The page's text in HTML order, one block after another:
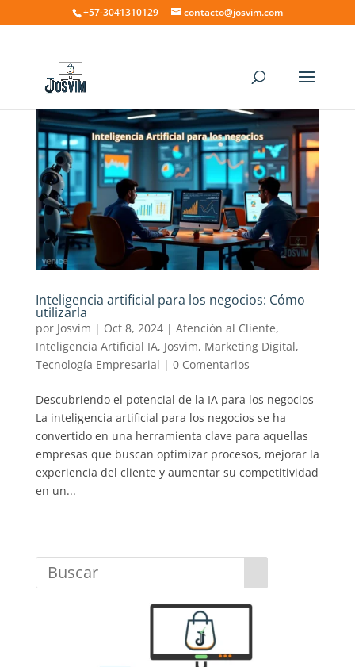
+57-3041310129 contacto@josvim.com
Inteligencia artificial para los negocios: Cómo
utilizarla
por Josvim | Oct 8, 2024| Atención al Cliente,
Inteligencia Artificial IA, Josvim, Marketing Digital,
Tecnología Empresarial | 0 Comentarios
Descubriendo el potencial de la IA para los negocios
La inteligencia artificial para los negocios se ha
convertido en una herramienta clave para aquellas
empresas que buscan optimizar procesos, mejorar la
experiencia del cliente y aumentar su competitividad
en un...